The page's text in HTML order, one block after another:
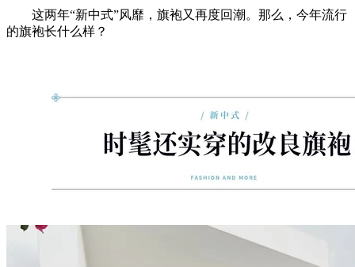
这两年“新中式”风靡，旗袍又再度回潮。那么，今年流行
的旗袍长什么样？